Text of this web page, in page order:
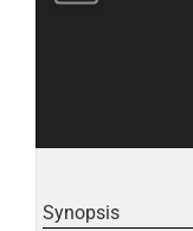
Synopsis